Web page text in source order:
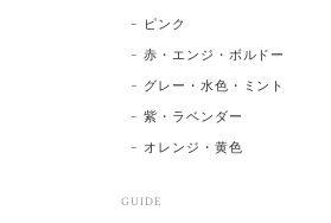
ピンク
赤・エンジ・ボルドー
グレー・水色・ミント
紫・ラベンダー
オレンジ・黄色
GUIDE